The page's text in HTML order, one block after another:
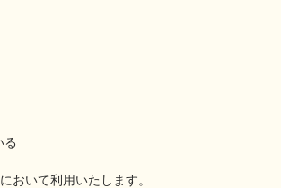
る
おいて利用いたします。